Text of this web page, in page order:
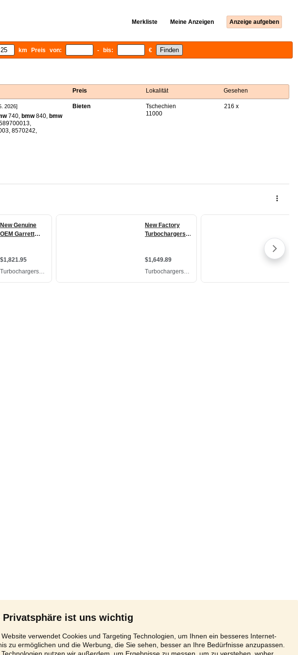
Privatsphäre ist uns wichtig
Website verwendet Cookies und Targeting Technologien, um Ihnen ein besseres Internet-
zu ermöglichen und die Werbung, die Sie sehen, besser an Ihre Bedürfnisse anzupassen.
Technologien nutzen wir außerdem, um Ergebnisse zu messen, um zu verstehen, woher
Merkliste Meine Anzeigen Anzeige aufgeben
km Preis von: - bis: €
Preis Lokalität Gesehen
2026]
740, bmw840, bmw
8570242,
Bieten
Tschechien
11000
216 x